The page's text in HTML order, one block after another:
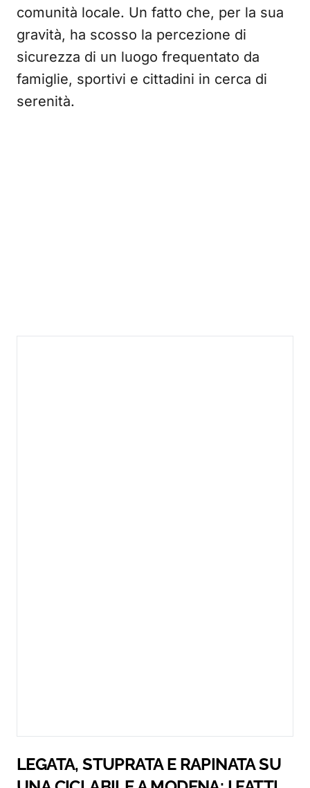
comunità locale. Un fatto che, per la sua
gravità, ha scosso la percezione di
sicurezza di un luogo frequentato da
famiglie, sportivi e cittadini in cerca di
serenità.
LEGATA, STUPRATA E RAPINATA SU